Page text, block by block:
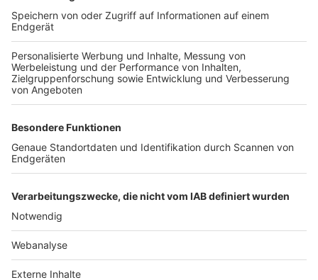
TOP-VEREINE
TOP-PARTNER
Nutzungsbedingungen Datenschutz Impressum